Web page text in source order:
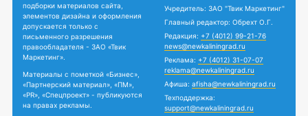
подборки материалов сайта,
элементов дизайна и оформления
допускается только с
письменного разрешения
правообладателя - ЗАО «Твик
Маркетинг».
Материалы с пометкой «Бизнес»,
«Партнерский материал», «ПМ»,
«PR», «Спецпроект» - публикуются
на правах рекламы.
Учредитель: ЗАО "Твик Маркетинг"
Главный редактор: Обрехт О.Г.
Редакция: +7 (4012) 99-21-76
news@newkaliningrad.ru
Реклама: +7 (4012) 31-07-07
reklama@newkaliningrad.ru
Афиша: afisha@newkaliningrad.ru
Техподдержка:
support@newkaliningrad.ru